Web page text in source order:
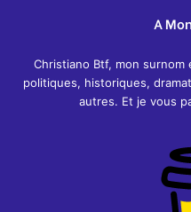
A
Christiano Btf, mon
politiques, historiques,
autres. Et je vous